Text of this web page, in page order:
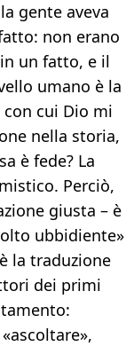
gente aveva
non erano
un fatto, e il
umano è la
con cui Dio mi
nella storia,
è fede? La
Perciò,
giusta – è
ubbidiente»
la traduzione
dei primi